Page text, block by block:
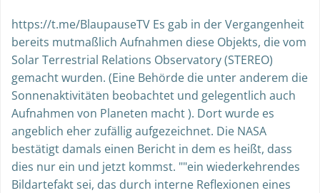
https://t.me/BlaupauseTV Es gab in der Vergangenheit
bereits mutmaßlich Aufnahmen diese Objekts, die vom
Solar Terrestrial Relations Observatory (STEREO)
gemacht wurden. (Eine Behörde die unter anderem die
Sonnenaktivitäten beobachtet und gelegentlich auch
Aufnahmen von Planeten macht ). Dort wurde es
angeblich eher zufällig aufgezeichnet. Die NASA
bestätigt damals einen Bericht in dem es heißt, dass
dies nur ein und jetzt kommst. ""ein wiederkehrendes
Bildartefakt sei, das durch interne Reflexionen eines